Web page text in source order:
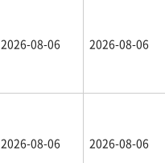
2026-08-06 2026-08-06
2026-08-06 2026-08-06